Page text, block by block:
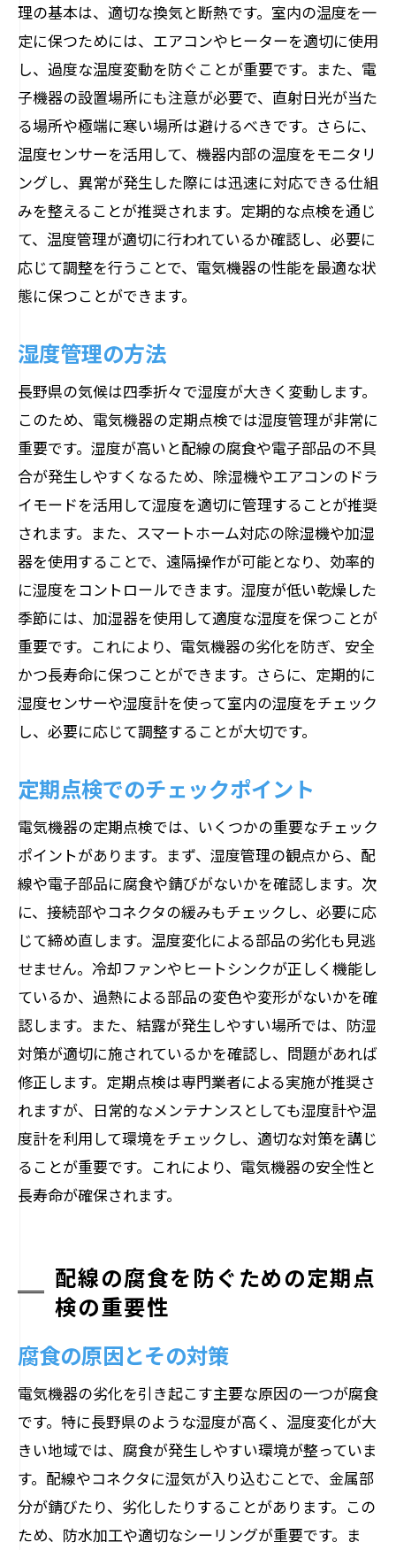
理の基本は、適切な換気と断熱です。室内の温度を一
定に保つためには、エアコンやヒーターを適切に使用
し、過度な温度変動を防ぐことが重要です。また、電
子機器の設置場所にも注意が必要で、直射日光が当た
る場所や極端に寒い場所は避けるべきです。さらに、
温度センサーを活用して、機器内部の温度をモニタリ
ングし、異常が発生した際には迅速に対応できる仕組
みを整えることが推奨されます。定期的な点検を通じ
て、温度管理が適切に行われているか確認し、必要に
応じて調整を行うことで、電気機器の性能を最適な状
態に保つことができます。
湿度管理の方法
長野県の気候は四季折々で湿度が大きく変動します。
このため、電気機器の定期点検では湿度管理が非常に
重要です。湿度が高いと配線の腐食や電子部品の不具
合が発生しやすくなるため、除湿機やエアコンのドラ
イモードを活用して湿度を適切に管理することが推奨
されます。また、スマートホーム対応の除湿機や加湿
器を使用することで、遠隔操作が可能となり、効率的
に湿度をコントロールできます。湿度が低い乾燥した
季節には、加湿器を使用して適度な湿度を保つことが
重要です。これにより、電気機器の劣化を防ぎ、安全
かつ長寿命に保つことができます。さらに、定期的に
湿度センサーや湿度計を使って室内の湿度をチェック
し、必要に応じて調整することが大切です。
定期点検でのチェックポイント
電気機器の定期点検では、いくつかの重要なチェック
ポイントがあります。まず、湿度管理の観点から、配
線や電子部品に腐食や錆びがないかを確認します。次
に、接続部やコネクタの緩みもチェックし、必要に応
じて締め直します。温度変化による部品の劣化も見逃
せません。冷却ファンやヒートシンクが正しく機能し
ているか、過熱による部品の変色や変形がないかを確
認します。また、結露が発生しやすい場所では、防湿
対策が適切に施されているかを確認し、問題があれば
修正します。定期点検は専門業者による実施が推奨さ
れますが、日常的なメンテナンスとしても湿度計や温
度計を利用して環境をチェックし、適切な対策を講じ
ることが重要です。これにより、電気機器の安全性と
長寿命が確保されます。
配線の腐食を防ぐための定期点
検の重要性
腐食の原因とその対策
電気機器の劣化を引き起こす主要な原因の一つが腐食
です。特に長野県のような湿度が高く、温度変化が大
きい地域では、腐食が発生しやすい環境が整っていま
す。配線やコネクタに湿気が入り込むことで、金属部
分が錆びたり、劣化したりすることがあります。この
ため、防水加工や適切なシーリングが重要です。ま